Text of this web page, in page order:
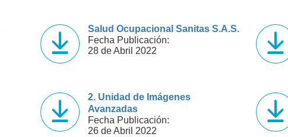
Salud Ocupacional Sanitas S.A.S.
Fecha Publicación:
28 de Abril 2022
2. Unidad de Imágenes
Avanzadas
Fecha Publicación:
26 de Abril 2022